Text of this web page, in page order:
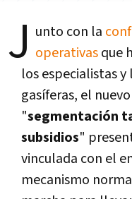
J unto con la
operativasque
los especialistas
gasíferas, el
"segmentación
subsidios"
vinculada con el
mecanismo